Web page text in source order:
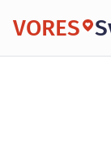
VORES